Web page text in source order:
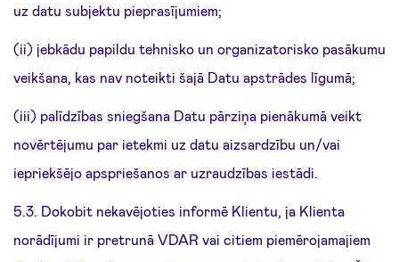
uz datu subjektu pieprasījumiem;
(ii) jebkādu papildu tehnisko un organizatorisko pasākumu
veikšana, kas nav noteikti šajā Datu apstrādes līgumā;
(iii) palīdzības sniegšana Datu pārziņa pienākumā veikt
novērtējumu par ietekmi uz datu aizsardzību un/vai
iepriekšējo apspriešanos ar uzraudzības iestādi.
5.3. Dokobit nekavējoties informē Klientu, ja Klienta
norādījumi ir pretrunā VDAR vai citiem piemērojamajiem